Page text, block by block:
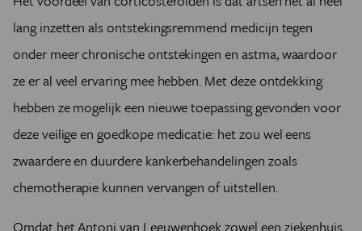
lang inzetten als ontstekingsremmend medicijn tegen
onder meer chronische ontstekingen en astma, waardoor
ze er al veel ervaring mee hebben. Met deze ontdekking
hebben ze mogelijk een nieuwe toepassing gevonden voor
deze veilige en goedkope medicatie: het zou wel eens
zwaardere en duurdere kankerbehandelingen zoals
chemotherapie kunnen vervangen of uitstellen.
Omdat het Antoni van Leeuwenhoek zowel een ziekenhuis